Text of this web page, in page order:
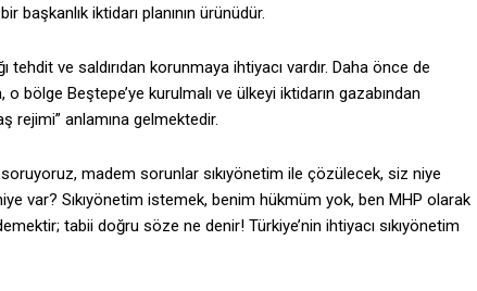
iktidarı planının ürünüdür.
ve saldırıdan korunmaya ihtiyacı vardır. Daha önce de
bölge Beştepe’ye kurulmalı ve ülkeyi iktidarın gazabından
rejimi” anlamına gelmektedir.
soruyoruz, madem sorunlar sıkıyönetim ile çözülecek, siz niye
var? Sıkıyönetim istemek, benim hükmüm yok, ben MHP olarak
tabii doğru söze ne denir! Türkiye’nin ihtiyacı sıkıyönetim